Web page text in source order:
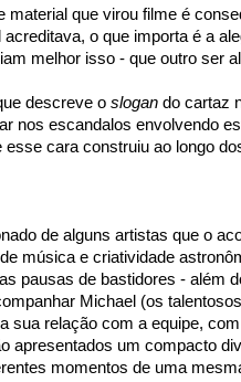
material que virou filme é
o que importa é a
melhor isso - que outro ser
descreve o slogan do cartaz
nos escandalos envolvendo
cara construiu ao longo
de alguns artistas que o
música e criatividade
pausas de bastidores - além
Michael (os
sua relação com a equipe,
apresentados um compacto
momentos de uma